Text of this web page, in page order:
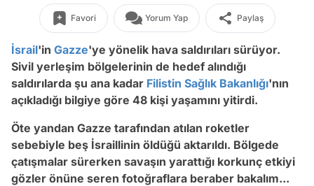
Favori Yorum Yap Paylaş
İsrail'in Gazze'ye yönelik hava saldırıları sürüyor.
Sivil yerleşim bölgelerinin de hedef alındığı
saldırılarda şu ana kadar Filistin Sağlık Bakanlığı'nın
açıkladığı bilgiye göre 48 kişi yaşamını yitirdi.
Öte yandan Gazze tarafından atılan roketler
sebebiyle beş İsraillinin öldüğü aktarıldı. Bölgede
çatışmalar sürerken savaşın yarattığı korkunç etkiyi
gözler önüne seren fotoğraflara beraber bakalım...